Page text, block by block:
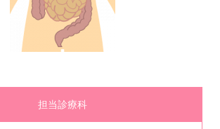
担当診療科